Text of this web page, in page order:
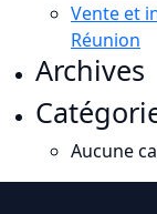
Vente et
Réunion
Archives
Aucune